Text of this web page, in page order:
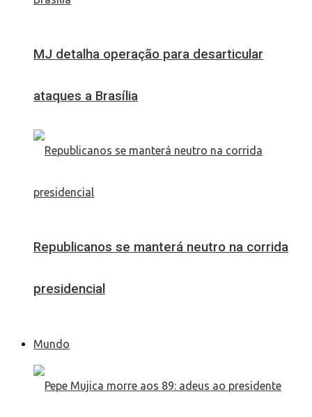
MJ detalha operação para desarticular
ataques a Brasília
Republicanos se manterá neutro na corrida
presidencial
Mundo